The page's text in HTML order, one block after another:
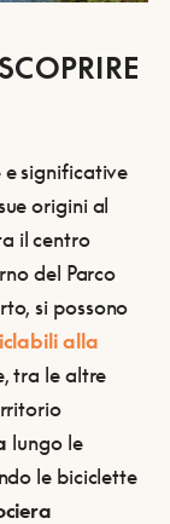
e significative
origini al
il centro
del Parco
si possono
alla
tra le altre
lungo le
le biciclette